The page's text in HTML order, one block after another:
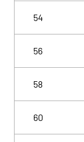
54
56
58
60